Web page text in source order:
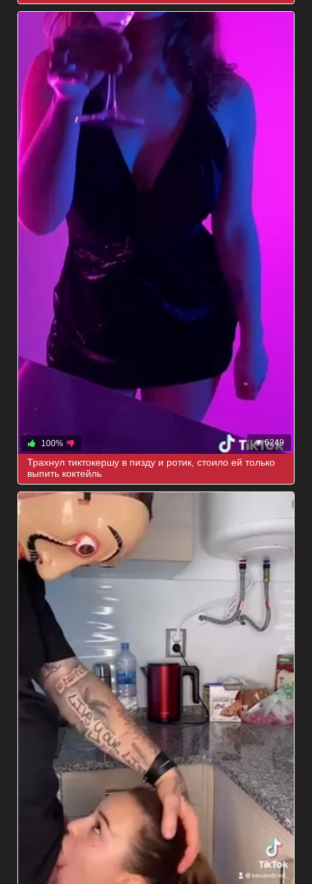
6249
100%
Трахнул тиктокершу в пизду и ротик, стоило ей только
выпить коктейль